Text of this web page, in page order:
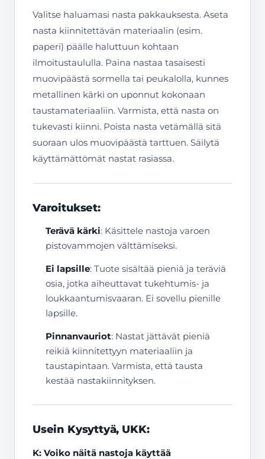
Valitse haluamasi nasta pakkauksesta. Aseta
nasta kiinnitettävän materiaalin (esim.
paperi) päälle haluttuun kohtaan
ilmoitustaululla. Paina nastaa tasaisesti
muovipäästä sormella tai peukalolla, kunnes
metallinen kärki on uponnut kokonaan
taustamateriaaliin. Varmista, että nasta on
tukevasti kiinni. Poista nasta vetämällä sitä
suoraan ulos muovipäästä tarttuen. Säilytä
käyttämättömät nastat rasiassa.
Varoitukset:
Terävä kärki: Käsittele nastoja varoen
pistovammojen välttämiseksi.
Ei lapsille: Tuote sisältää pieniä ja teräviä
osia, jotka aiheuttavat tukehtumis- ja
loukkaantumisvaaran. Ei sovellu pienille
lapsille.
Pinnanvauriot: Nastat jättävät pieniä
reikiä kiinnitettyyn materiaaliin ja
taustapintaan. Varmista, että tausta
kestää nastakiinnityksen.
Usein Kysyttyä, UKK:
K: Voiko näitä nastoja käyttää